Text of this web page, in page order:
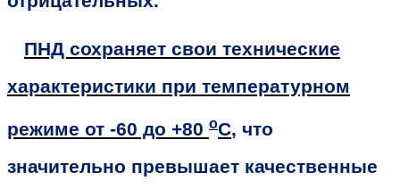
ПНД сохраняет свои технические
характеристики при температурном
режиме от -60 до +80 оС, что
значительно превышает качественные